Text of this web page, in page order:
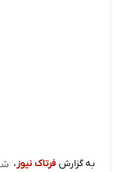
به گزارش فرتاک نیوز ،